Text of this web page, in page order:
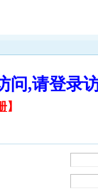
问,请登
】